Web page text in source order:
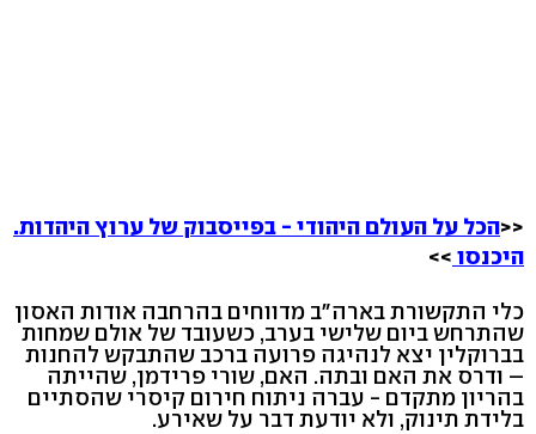
<<הכל על העולם היהודי - בפייסבוק של ערוץ היהדות.
היכנסו >>
כלי התקשורת בארה"ב מדווחים בהרחבה אודות האסון
שהתרחש ביום שלישי בערב, כשעובד של אולם שמחות
בברוקלין יצא לנהיגה פרועה ברכב שהתבקש להחנות
– ודרס את האם ובתה. האם, שורי פרידמן, שהייתה
בהריון מתקדם - עברה ניתוח חירום קיסרי שהסתיים
בלידת תינוק, ולא יודעת דבר על שאירע.